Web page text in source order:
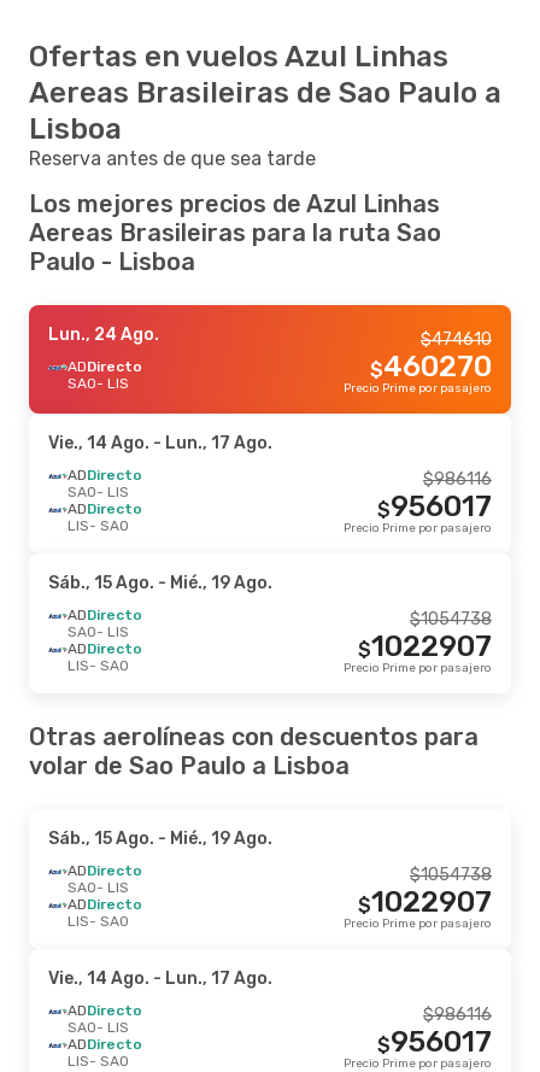
Ofertas en vuelos Azul Linhas
Aereas Brasileiras de Sao Paulo a
Lisboa
Reserva antes de que sea tarde
Los mejores precios de Azul Linhas
Aereas Brasileiras para la ruta Sao
Paulo - Lisboa
Lun., 24 Ago.
ADDirecto
SAO- LIS
474610
$
460270
$
Precio Prime por pasajero
Vie., 14 Ago. - Lun., 17 Ago.
ADDirecto
SAO- LIS
ADDirecto
LIS- SAO
986116
$
956017
$
Precio Prime por pasajero
Sáb., 15 Ago. - Mié., 19 Ago.
ADDirecto
SAO- LIS
ADDirecto
LIS- SAO
1054738
$
1022907
$
Precio Prime por pasajero
Otras aerolíneas con descuentos para
volar de Sao Paulo a Lisboa
Sáb., 15 Ago. - Mié., 19 Ago.
ADDirecto
SAO- LIS
ADDirecto
LIS- SAO
1054738
$
1022907
$
Precio Prime por pasajero
Vie., 14 Ago. - Lun., 17 Ago.
ADDirecto
SAO- LIS
ADDirecto
LIS- SAO
986116
$
956017
$
Precio Prime por pasajero